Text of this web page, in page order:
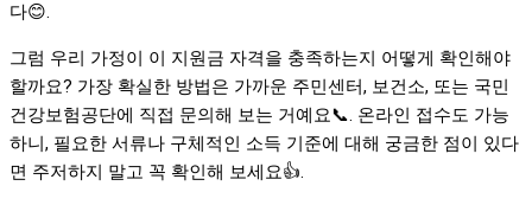
다😊.
그럼 우리 가정이 이 지원금 자격을 충족하는지 어떻게 확인해야
할까요? 가장 확실한 방법은 가까운 주민센터, 보건소, 또는 국민
건강보험공단에 직접 문의해 보는 거예요📞. 온라인 접수도 가능
하니, 필요한 서류나 구체적인 소득 기준에 대해 궁금한 점이 있다
면 주저하지 말고 꼭 확인해 보세요👍.